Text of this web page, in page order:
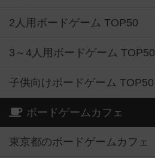
2人用ボードゲーム TOP50
3～4人用ボードゲーム TOP50
子供向けボードゲーム TOP50
ボードゲームカフェ
東京都のボードゲームカフェ